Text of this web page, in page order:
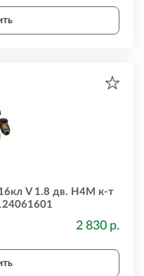
V 1.8 дв. H4M к-т
2 830 р.